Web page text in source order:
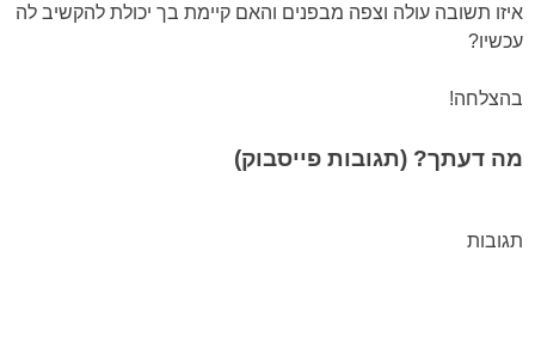
איזו תשובה עולה וצפה מבפנים והאם קיימת בך יכולת להקשיב לה
עכשיו?
בהצלחה!
מה דעתך? (תגובות פייסבוק)
תגובות